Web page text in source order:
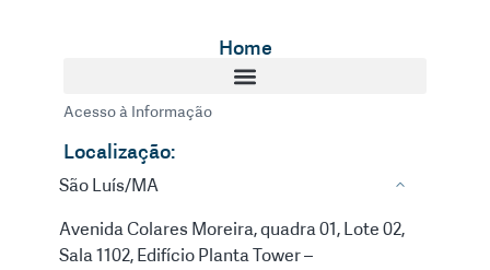
Home
Acesso à Informação
Localização:
São Luís/MA
Avenida Colares Moreira, quadra 01, Lote 02,
Sala 1102, Edifício Planta Tower –